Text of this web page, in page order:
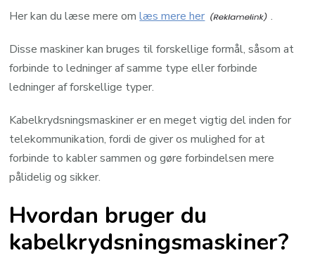
Her kan du læse mere omlæs mere her .
Disse maskiner kan bruges til forskellige formål, såsom at
forbinde to ledninger af samme type eller forbinde
ledninger af forskellige typer.
Kabelkrydsningsmaskiner er en meget vigtig del inden for
telekommunikation, fordi de giver os mulighed for at
forbinde to kabler sammen og gøre forbindelsen mere
pålidelig og sikker.
Hvordan bruger du
kabelkrydsningsmaskiner?